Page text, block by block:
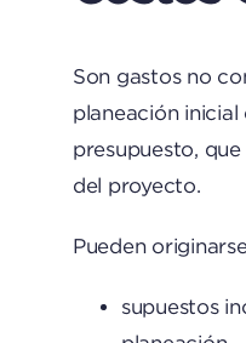
Son gastos no
planeación inicial
presupuesto,
del proyecto.
Pueden
supuestos